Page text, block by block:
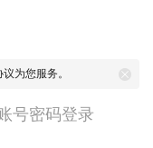
为您服务。
号密码登录